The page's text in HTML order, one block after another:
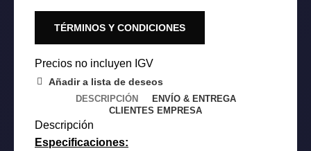
TÉRMINOS Y CONDICIONES
Precios no incluyen IGV
Añadir a lista de deseos
DESCRIPCIÓN
ENVÍO & ENTREGA
CLIENTES EMPRESA
Descripción
Especificaciones: